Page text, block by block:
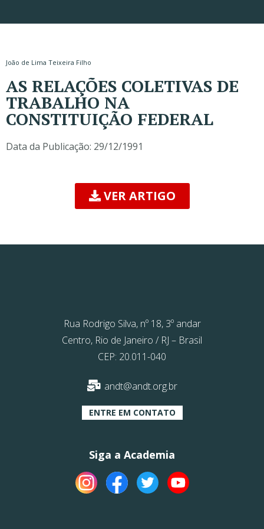
João de Lima Teixeira Filho
AS RELAÇÕES COLETIVAS DE
TRABALHO NA
CONSTITUIÇÃO FEDERAL
Data da Publicação: 29/12/1991
VER ARTIGO
Rua Rodrigo Silva, nº 18, 3º andar
Centro, Rio de Janeiro / RJ – Brasil
CEP: 20.011-040
andt@andt.org.br
ENTRE EM CONTATO
Siga a Academia